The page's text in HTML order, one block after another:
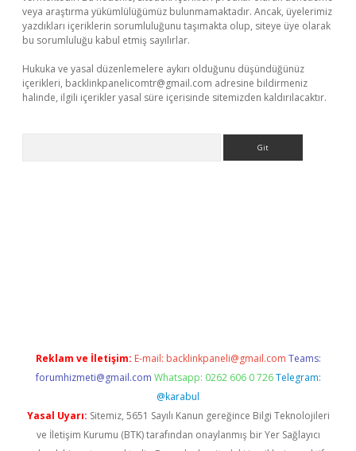
veya araştırma yükümlülüğümüz bulunmamaktadır. Ancak, üyelerimiz
yazdıkları içeriklerin sorumluluğunu taşımakta olup, siteye üye olarak
bu sorumluluğu kabul etmiş sayılırlar.
Hukuka ve yasal düzenlemelere aykırı olduğunu düşündüğünüz
içerikleri, backlinkpanelicomtr@gmail.com adresine bildirmeniz
halinde, ilgili içerikler yasal süre içerisinde sitemizden kaldırılacaktır.
Reklam ve İletişim: E-mail: backlinkpaneli@gmail.com Teams:
forumhizmeti@gmail.com Whatsapp: 0262 606 0 726 Telegram:
@karabul
Yasal Uyarı: Sitemiz, 5651 Sayılı Kanun gereğince Bilgi Teknolojileri
ve İletişim Kurumu (BTK) tarafından onaylanmış bir Yer Sağlayıcı